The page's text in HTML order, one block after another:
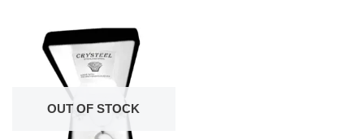
OUT OF STOCK